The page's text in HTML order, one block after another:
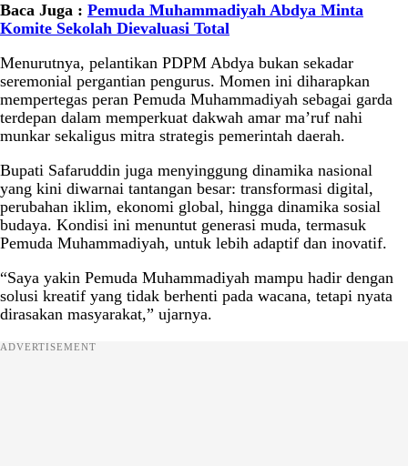
Baca Juga : Pemuda Muhammadiyah Abdya Minta
Komite Sekolah Dievaluasi Total
Menurutnya, pelantikan PDPM Abdya bukan sekadar
seremonial pergantian pengurus. Momen ini diharapkan
mempertegas peran Pemuda Muhammadiyah sebagai garda
terdepan dalam memperkuat dakwah amar ma’ruf nahi
munkar sekaligus mitra strategis pemerintah daerah.
Bupati Safaruddin juga menyinggung dinamika nasional
yang kini diwarnai tantangan besar: transformasi digital,
perubahan iklim, ekonomi global, hingga dinamika sosial
budaya. Kondisi ini menuntut generasi muda, termasuk
Pemuda Muhammadiyah, untuk lebih adaptif dan inovatif.
“Saya yakin Pemuda Muhammadiyah mampu hadir dengan
solusi kreatif yang tidak berhenti pada wacana, tetapi nyata
dirasakan masyarakat,” ujarnya.
ADVERTISEMENT